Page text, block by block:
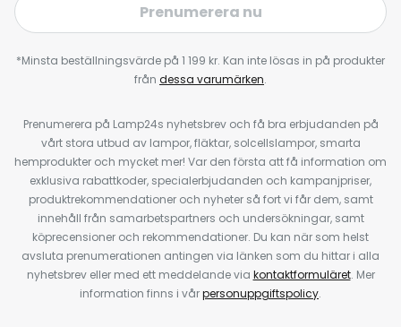
Prenumerera nu
*Minsta beställningsvärde på 1 199 kr. Kan inte lösas in på produkter
från dessa varumärken.
Prenumerera på Lamp24s nyhetsbrev och få bra erbjudanden på
vårt stora utbud av lampor, fläktar, solcellslampor, smarta
hemprodukter och mycket mer! Var den första att få information om
exklusiva rabattkoder, specialerbjudanden och kampanjpriser,
produktrekommendationer och nyheter så fort vi får dem, samt
innehåll från samarbetspartners och undersökningar, samt
köprecensioner och rekommendationer. Du kan när som helst
avsluta prenumerationen antingen via länken som du hittar i alla
nyhetsbrev eller med ett meddelande via kontaktformuläret. Mer
information finns i vårpersonuppgiftspolicy.